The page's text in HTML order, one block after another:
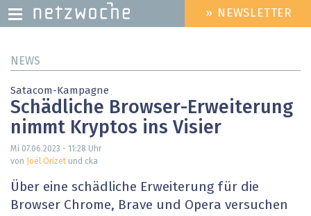
zum
HEADER
MENU
» NEWSLETTER
NEWS
Satacom-Kampagne
Schädliche Browser-Erweiterung
nimmt Kryptos ins Visier
Mi 07.06.2023 - 11:28 Uhr
von
Joël Orizet und cka
Über eine schädliche Erweiterung für die
Browser Chrome, Brave und Opera versuchen